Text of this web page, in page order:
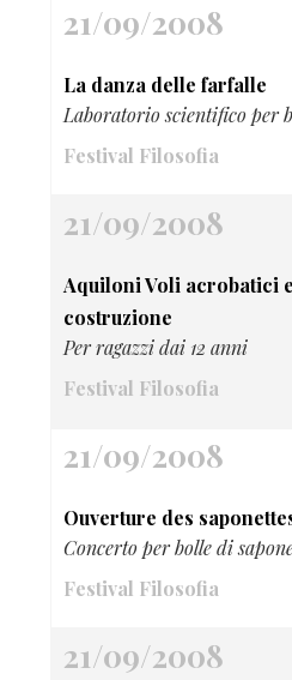
21/09/2008
La danza delle farfalle
Laboratorio scientifico per
Festival Filosofia
21/09/2008
Aquiloni Voli acrobatici
costruzione
Per ragazzi dai 12 anni
Festival Filosofia
21/09/2008
Ouverture des
Concerto per bolle di
Festival Filosofia
21/09/2008